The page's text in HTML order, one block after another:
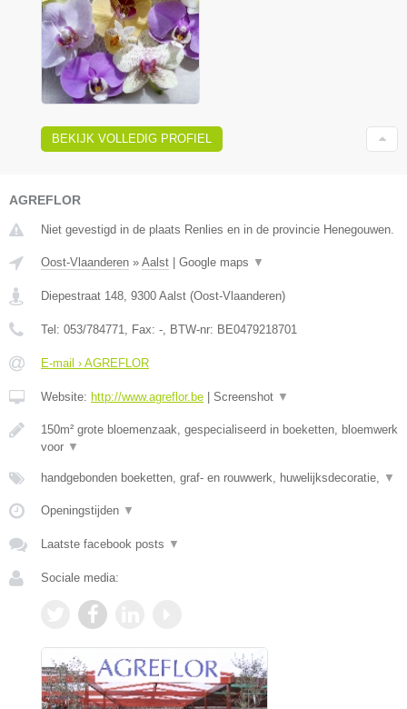
BEKIJK VOLLEDIG PROFIEL
AGREFLOR
Niet gevestigd in de plaats Renlies en in de provincie Henegouwen.
Oost-Vlaanderen » Aalst | Google maps ▼
Diepestraat 148 9300 Aalst (Oost-Vlaanderen)
Tel: 053/784771 , Fax: - , BTW-nr: BE0479218701
E-mail › AGREFLOR
Website: http://www.agreflor.be | Screenshot ▼
150m² grote bloemenzaak, gespecialiseerd in boeketten, bloemwerk
voor ▼
handgebonden boeketten, graf- en rouwwerk, huwelijksdecoratie, ▼
Openingstijden ▼
Laatste facebook posts ▼
Sociale media: